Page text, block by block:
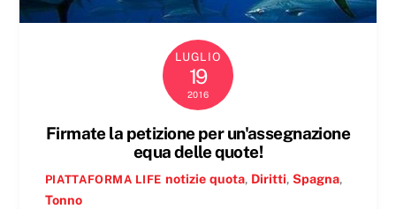
LUGLIO
19
2016
Firmate la petizione per un'assegnazione
equa delle quote!
PIATTAFORMA LIFE notizie quota, Diritti, Spagna,
Tonno